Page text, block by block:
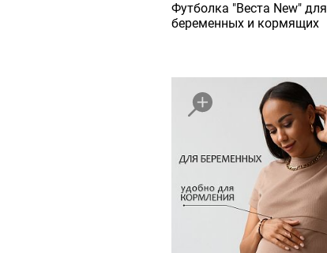
Футболка "Веста New" для
беременных и кормящих